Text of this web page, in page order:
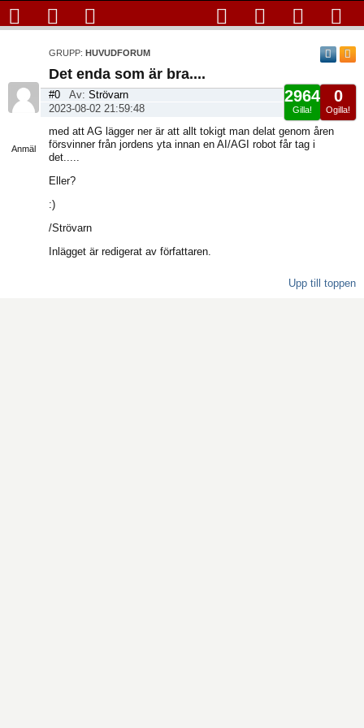
GRUPP: HUVUDFORUM
Anmäl
Det enda som är bra....
0
Ogilla!
2964
Gilla!
#0 Av: Strövarn
2023-08-02 21:59:48
med att AG lägger ner är att allt tokigt man delat genom åren
försvinner från jordens yta innan en AI/AGI robot får tag i
det.....
Eller?
:)
/Strövarn
Inlägget är redigerat av författaren.
Upp till toppen